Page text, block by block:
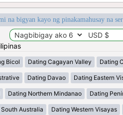
na bigyan kayo ng pinakamahusay na
Bicol Dating Cagayan Valley Dating
Dating Davao Dating Eastern
Dating Northern Mindanao Dating
Australia Dating Western Visayas